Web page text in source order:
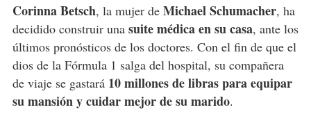
Corinna Betsch, la mujer de Michael Schumacher, ha
decidido construir una suite médica en su casa, ante los
últimos pronósticos de los doctores. Con el fin de que el
dios de la Fórmula 1 salga del hospital, su compañera
de viaje se gastará 10 millones de libras para equipar
su mansión y cuidar mejor de su marido.